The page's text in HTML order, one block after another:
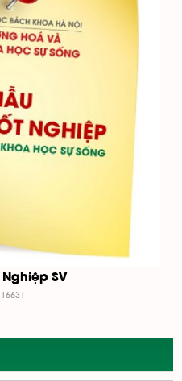
SV